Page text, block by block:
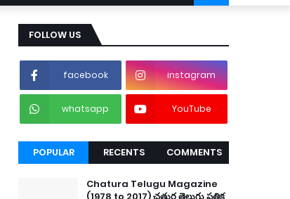
FOLLOW US
facebook instagram
whatsapp YouTube
POPULAR RECENTS COMMENTS
Chatura Telugu Magazine